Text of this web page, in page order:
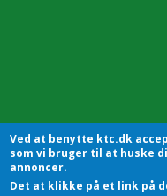
Ved at benytte ktc.dk
som vi bruger til at huske
annoncer.
Det at klikke på et link på